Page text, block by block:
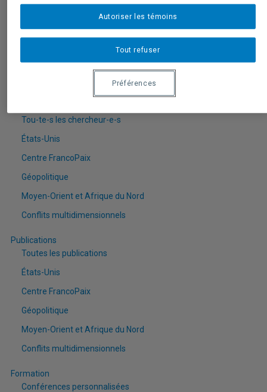
Géopolitique
Tou-te-s les chercheur-e-s
États-Unis
Centre FrancoPaix
Géopolitique
Moyen-Orient et Afrique du Nord
Conflits multidimensionnels
Publications
Toutes les publications
États-Unis
Centre FrancoPaix
Géopolitique
Moyen-Orient et Afrique du Nord
Conflits multidimensionnels
Formation
Conférences personnalisées
Tout refuser
Autoriser les témoins
Préférences